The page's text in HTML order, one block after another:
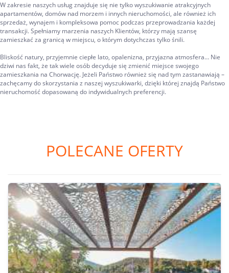
W zakresie naszych usług znajduje się nie tylko wyszukiwanie atrakcyjnych
apartamentów, domów nad morzem i innych nieruchomości, ale również ich
sprzedaż, wynajem i kompleksowa pomoc podczas przeprowadzania każdej
transakcji. Spełniamy marzenia naszych Klientów, którzy mają szansę
zamieszkać za granicą w miejscu, o którym dotychczas tylko śnili.
Bliskość natury, przyjemnie ciepłe lato, opalenizna, przyjazna atmosfera… Nie
dziwi nas fakt, że tak wiele osób decyduje się zmienić miejsce swojego
zamieszkania na Chorwację. Jeżeli Państwo również się nad tym zastanawiają –
zachęcamy do skorzystania z naszej wyszukiwarki, dzięki której znajdą Państwo
nieruchomość dopasowaną do indywidualnych preferencji.
POLECANE OFERTY